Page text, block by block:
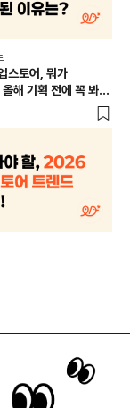
스토어, 뭐가
해 기획 전에 꼭 봐야